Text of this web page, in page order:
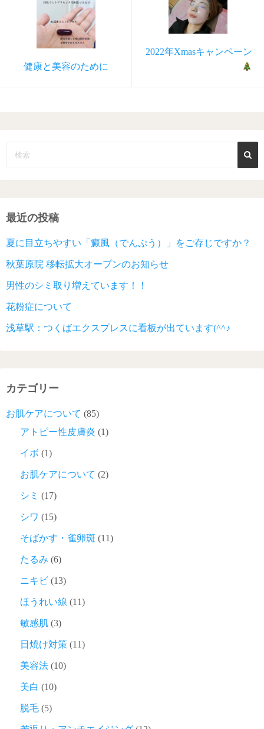
健康と美容のために
2022年Xmasキャンペーン
最近の投稿
夏に目立ちやすい「癜風（でんぷう）」をご存じですか？
秋葉原院 移転拡大オープンのお知らせ
男性のシミ取り増えています！！
花粉症について
浅草駅：つくばエクスプレスに看板が出ています(^^♪
カテゴリー
お肌ケアについて (85)
アトピー性皮膚炎 (1)
イボ (1)
お肌ケアについて (2)
シミ (17)
シワ (15)
そばかす・雀卵斑 (11)
たるみ (6)
ニキビ (13)
ほうれい線 (11)
敏感肌 (3)
日焼け対策 (11)
美容法 (10)
美白 (10)
脱毛 (5)